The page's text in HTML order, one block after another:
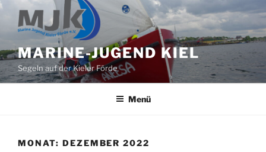
Inhalt
springen
MARINE-JUGEND KIEL
Segeln auf der Kieler Förde
Menü
MONAT: DEZEMBER 2022